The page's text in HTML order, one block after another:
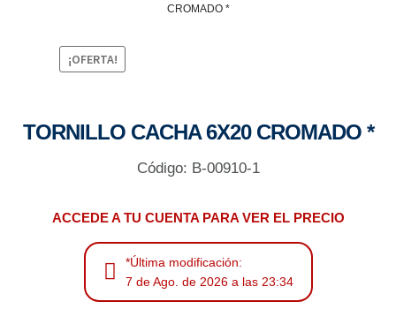
CROMADO *
¡OFERTA!
TORNILLO CACHA 6X20 CROMADO *
Código: B-00910-1
ACCEDE A TU CUENTA PARA VER EL PRECIO
*Última modificación:
7 de Ago. de 2026 a las 23:34